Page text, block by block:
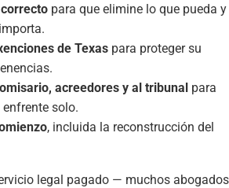
para que elimine lo que pueda y
de Texas para proteger su
acreedores y al tribunal para
solo.
, incluida la reconstrucción del
legal pagado — muchos abogados